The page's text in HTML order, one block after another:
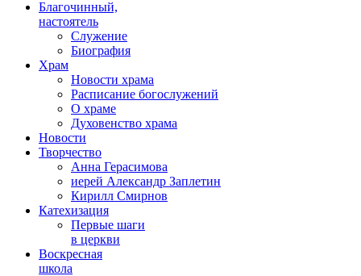
Благочинный,
настоятель
Служение
Биография
Храм
Новости храма
Расписание богослужений
О храме
Духовенство храма
Новости
Творчество
Анна Герасимова
иерей Александр Заплетин
Кирилл Смирнов
Катехизация
Первые шаги
в церкви
Воскресная
школа